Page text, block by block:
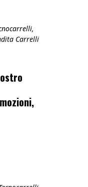
,
Carrelli